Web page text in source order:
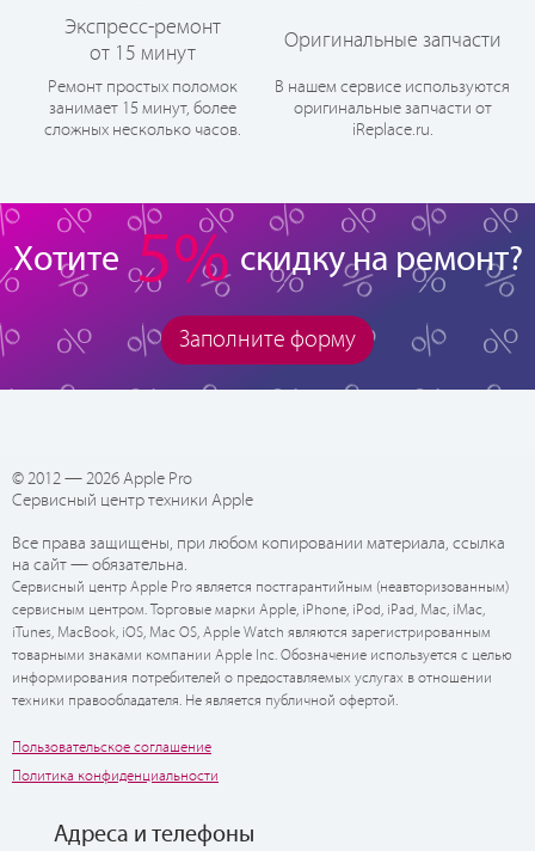
Экспресс-ремонт
от 15 минут
Ремонт простых поломок
занимает 15 минут, более
сложных несколько часов.
Оригинальные запчасти
В нашем сервисе используются
оригинальные запчасти от
iReplace.ru.
Хотите 5% скидку на ремонт?
Заполните форму
© 2012 — 2026 Apple Pro
Сервисный центр техники Apple
Все права защищены, при любом копировании материала, ссылка
на сайт — обязательна.
Сервисный центр Apple Pro является постгарантийным (неавторизованным)
сервисным центром. Торговые марки Apple, iPhone, iPod, iPad, Mac, iMac,
iTunes, MacBook, iOS, Mac OS, Apple Watch являются зарегистрированным
товарными знаками компании Apple Inc. Обозначение используется с целью
информирования потребителей о предоставляемых услугах в отношении
техники правообладателя. Не является публичной офертой.
Пользовательское соглашение
Политика конфиденциальности
Адреса и телефоны